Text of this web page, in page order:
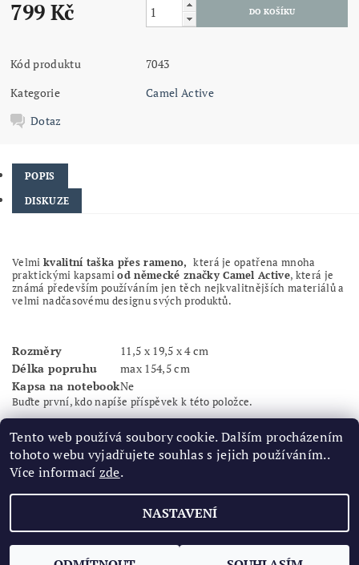
799 Kč
Kód produktu
7043
Kategorie
Camel Active
Dotaz
POPIS
DISKUZE
Velmi kvalitní taška přes rameno, která je opatřena mnoha
praktickými kapsami od německé značky Camel Active, která je
známá především používáním jen těch nejkvalitnějších materiálů a
velmi nadčasovému designu svých produktů.
Rozměry
11,5 x 19,5 x 4 cm
Délka popruhu
max 154,5 cm
Kapsa na notebookNe
Buďte první, kdo napíše příspěvek k této položce.
Přidat komentář
2026 ©Značková obuv, všechna práva vyhrazena
Tento web používá soubory cookie. Dalším procházením
tohoto webu vyjadřujete souhlas s jejich používáním..
Více informací zde.
NASTAVENÍ